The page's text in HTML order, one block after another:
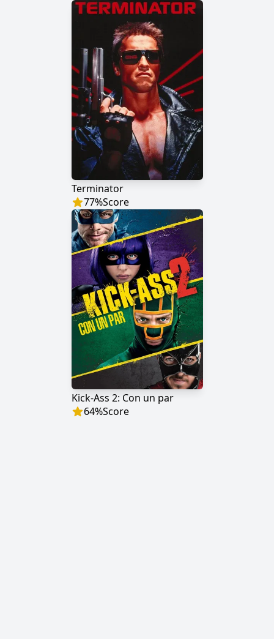
Terminator
77%Score
Kick-Ass 2: Con un par
64%Score